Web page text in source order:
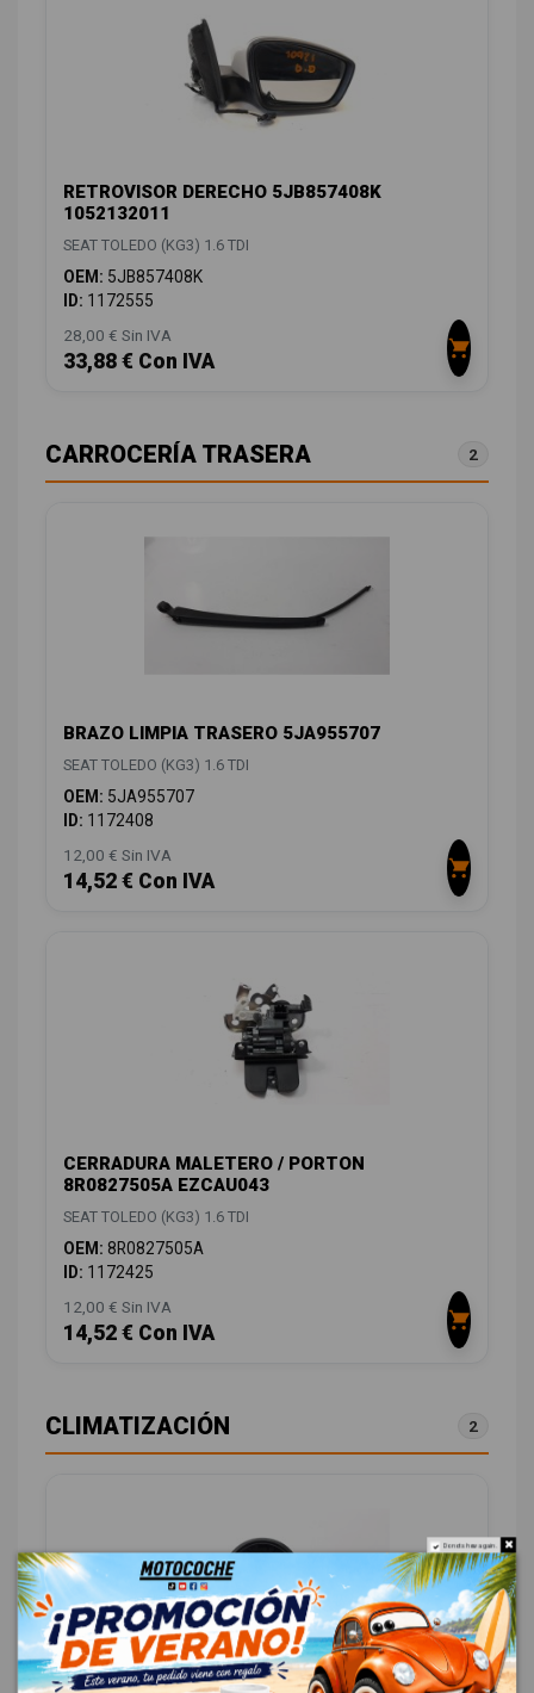
RETROVISOR DERECHO 5JB857408K
1052132011
SEAT TOLEDO (KG3) 1.6 TDI
OEM: 5JB857408K
ID: 1172555
28,00 € Sin IVA
33,88 € Con IVA
CARROCERÍA TRASERA 2
BRAZO LIMPIA TRASERO 5JA955707
SEAT TOLEDO (KG3) 1.6 TDI
OEM: 5JA955707
ID: 1172408
12,00 € Sin IVA
14,52 € Con IVA
CERRADURA MALETERO / PORTON
8R0827505A EZCAU043
SEAT TOLEDO (KG3) 1.6 TDI
OEM: 8R0827505A
ID: 1172425
12,00 € Sin IVA
14,52 € Con IVA
CLIMATIZACIÓN 2
Do not show again.